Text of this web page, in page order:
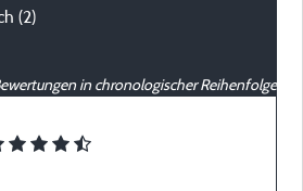
(2)
in chronologischer Reihenfolge